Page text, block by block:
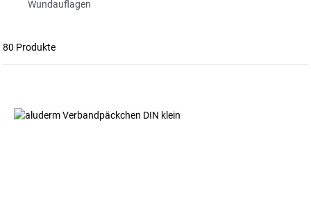
Wundauflagen
80 Produkte